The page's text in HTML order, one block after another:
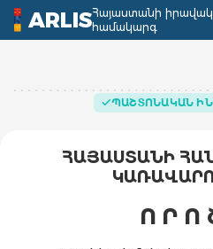
ARLISՀայաստանի
համակարգ
ՊԱՇՏՈՆԱԿԱՆ
ՀԱՅԱՍՏԱՆԻ
Ո Ր Ո